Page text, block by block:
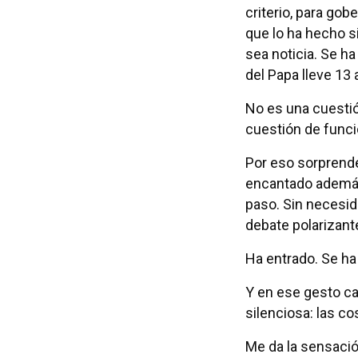
criterio, para
que lo ha hecho
sea noticia. Se
del Papa lleve 13
No es una
cuestión de
Por eso
encantado
paso. Sin
debate
Ha entrado. Se
Y en ese gesto
silenciosa: las
Me da la